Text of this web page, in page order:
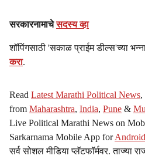
सरकारनामाचेसदस्य व्हा
शॉपिंगसाठी 'सकाळ प्राईम डील्स'च्या
करा.
Read Latest Marathi Political News,
from Maharashtra, India, Pune &
Live Political Marathi News on
Sarkarnama Mobile App forAndroid
सर्व सोशल मीडिया प्लॅटफॉर्मवर. ताज्या